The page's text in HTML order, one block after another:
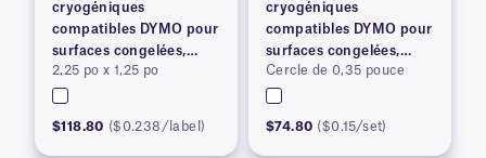
cryogéniques
compatibles DYMO pour
surfaces congelées,
brevetées
2,25 po x 1,25 po
$118.80 ($0.238/label)
cryogéniques
compatibles DYMO pour
surfaces congelées,
brevetées
Cercle de 0,35 pouce
$74.80 ($0.15/set)